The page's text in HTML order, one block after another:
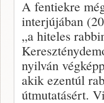
A fentiekre
interjújában
„a hiteles
nyilván
akik ezentúl
útmutatá­sért.­